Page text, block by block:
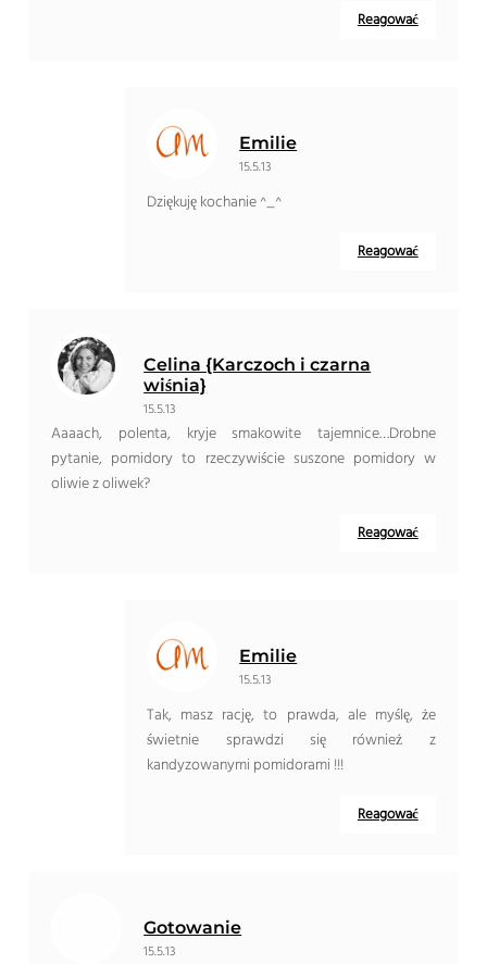
Reagować
Emilie
15.5.13
Dziękuję kochanie ^_^
Reagować
Celina {Karczoch i czarna
wiśnia}
15.5.13
Aaaach, polenta, kryje smakowite tajemnice…Drobne
pytanie, pomidory to rzeczywiście suszone pomidory w
oliwie z oliwek?
Reagować
Emilie
15.5.13
Tak, masz rację, to prawda, ale myślę, że
świetnie sprawdzi się również z
kandyzowanymi pomidorami !!!
Reagować
Gotowanie
15.5.13